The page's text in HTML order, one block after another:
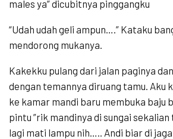
males ya” dicubitnya pinggangku
“Udah udah geli ampun….” Kataku
mendorong mukanya.
Kakekku pulang dari jalan paginya
dengan temannya diruang tamu. Aku
ke kamar mandi baru membuka baju
pintu ”rik mandinya di sungai
lagi mati lampu nih….. Andi biar di